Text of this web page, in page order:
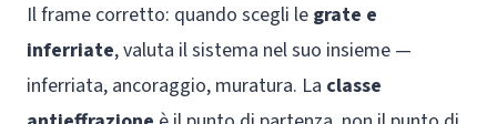
Il frame corretto: quando scegli le grate e
inferriate, valuta il sistema nel suo insieme —
inferriata, ancoraggio, muratura. La classe